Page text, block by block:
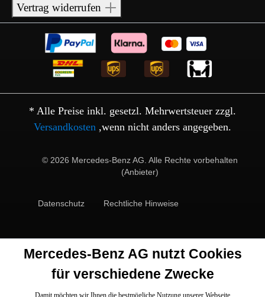
Vertrag widerrufen
* Alle Preise inkl. gesetzl. Mehrwertsteuer zzgl.
Versandkosten ,wenn nicht anders angegeben.
© 2026 Mercedes-Benz AG. Alle Rechte vorbehalten
(Anbieter)
Datenschutz Rechtliche Hinweise
Mercedes-Benz AG nutzt Cookies
für verschiedene Zwecke
Damit möchten wir Ihnen die bestmögliche Nutzung unserer Webseite